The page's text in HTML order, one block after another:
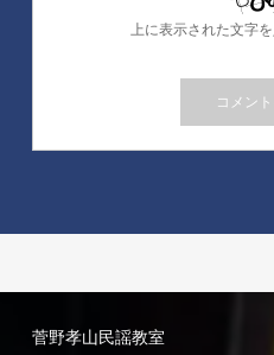
上に表示された文字を
菅野孝山民謡教室